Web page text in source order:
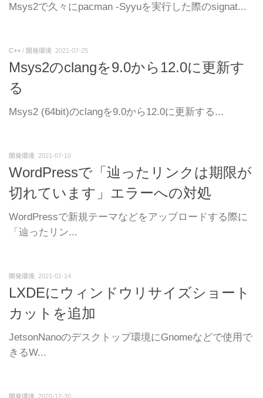
Msys2で久々にpacman -Syyuを実行した際のsignat...
C++ / 開発環境 2021-07-25
Msys2のclangを9.0から12.0に更新す
る
Msys2 (64bit)のclangを9.0から12.0に更新する...
開発環境 2021-07-10
WordPressで「辿ったリンクは期限が
切れています」エラーへの対処
WordPressで新規テーマなどをアップロードする際に
「辿ったリン...
開発環境 2021-01-14
LXDEにウィンドウリサイズショート
カットを追加
JetsonNanoのデスクトップ環境にGnomeなどで使用で
きるW...
開発環境 2020-12-30